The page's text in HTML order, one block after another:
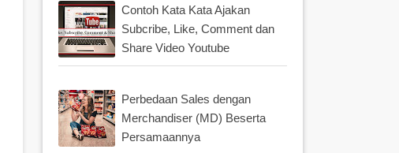
Contoh Kata Kata Ajakan
Subcribe, Like, Comment dan
Share Video Youtube
Perbedaan Sales dengan
Merchandiser (MD) Beserta
Persamaannya